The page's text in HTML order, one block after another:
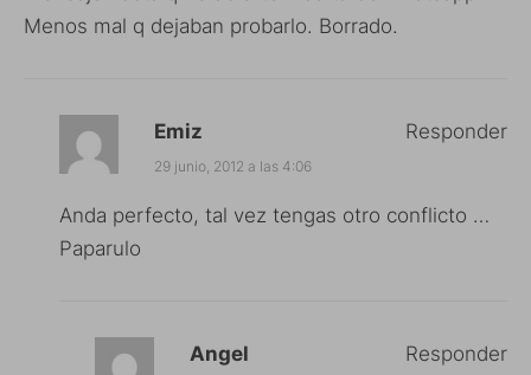
Menos mal q dejaban probarlo. Borrado.
Emiz
29 junio, 2012 a las 4:06
Anda perfecto, tal vez tengas otro conflicto …
Paparulo
Responder
Angel Responder